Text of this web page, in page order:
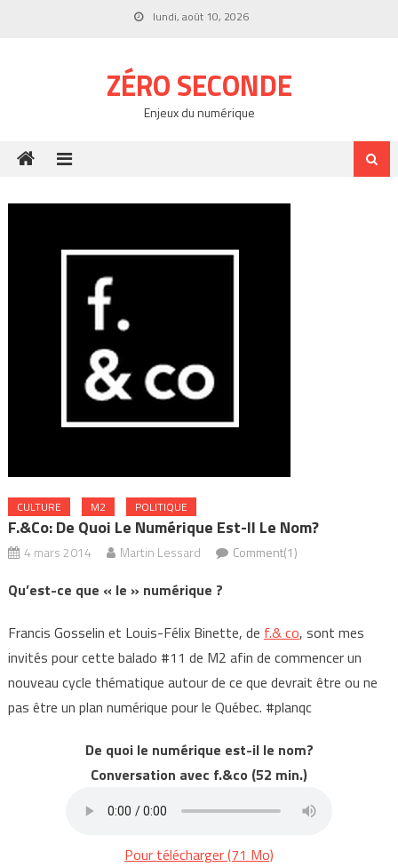
lundi, août 10, 2026
ZÉRO SECONDE
Enjeux du numérique
CULTURE M2 POLITIQUE
F.&co: De Quoi Le Numérique Est-Il Le Nom?
4 mars 2014 Martin Lessard Comment(1)
Qu’est-ce que « le » numérique ?
Francis Gosselin et Louis-Félix Binette, de f.& co, sont mes
invités pour cette balado #11 de M2 afin de commencer un
nouveau cycle thématique autour de ce que devrait être ou ne
pas être un plan numérique pour le Québec. #planqc
De quoi le numérique est-il le nom?
Conversation avec f.&co (52 min.)
Pour télécharger (71 Mo)